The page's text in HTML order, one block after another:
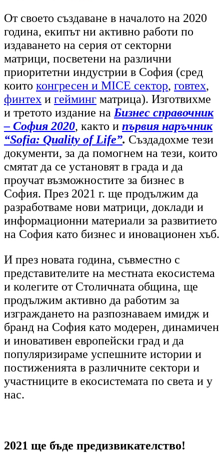
От своето създаване в началото на 2020
година, екипът ни активно работи по
издаването на серия от секторни
матрици, посветени на различни
приоритетни индустрии в София (сред
които конгресен и MICE сектор, говтех,
финтех и гейминг матрица). Изготвихме
и третото издание наБизнес справочник
– София 2020, както и първия наръчник
“Sofia: Quality of Life”. Създадохме тези
документи, за да помогнем на тези, които
смятат да се установят в града и да
проучат възможностите за бизнес в
София. През 2021 г. ще продължим да
разработваме нови матрици, доклади и
информационни материали за развитието
на София като бизнес и иновационен хъб.
И през новата година, съвместно с
представителите на местната екосистема
и колегите от Столичната община, ще
продължим активно да работим за
изграждането на разпознаваем имидж и
бранд на София като модерен, динамичен
и иновативен европейски град и да
популяризираме успешните истории и
постиженията в различните сектори и
участниците в екосистемата по света и у
нас.
2021 ще бъде предизвикателство!